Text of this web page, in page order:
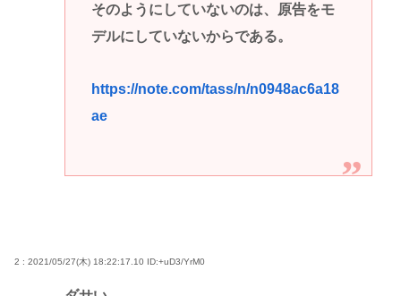
そのようにしていないのは、原告をモ
デルにしていないからである。
https://note.com/tass/n/n0948ac6a18
ae
2 : 2021/05/27(木) 18:22:17.10 ID:+uD3/YrM0